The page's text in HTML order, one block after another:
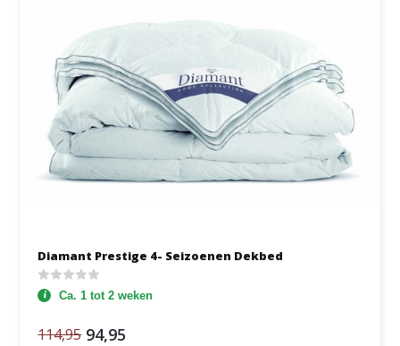
Diamant Prestige 4- Seizoenen Dekbed
Ca. 1 tot 2 weken
114,95 94,95